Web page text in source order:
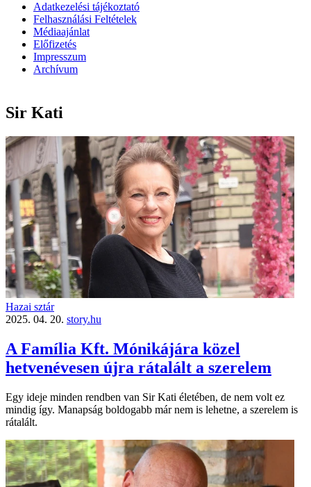
Adatkezelési tájékoztató
Felhasználási Feltételek
Médiaajánlat
Előfizetés
Impresszum
Archívum
Sir Kati
Hazai sztár
2025. 04. 20. story.hu
A Família Kft. Mónikájára közel
hetvenévesen újra rátalált a szerelem
Egy ideje minden rendben van Sir Kati életében, de nem volt ez
mindig így. Manapság boldogabb már nem is lehetne, a szerelem is
rátalált.